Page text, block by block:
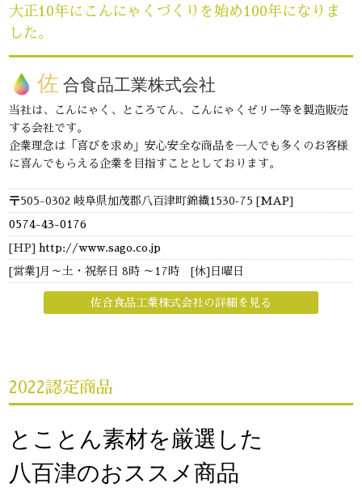
大正10年にこんにゃくづくりを始め100年になりま
した。
佐 合食品工業株式会社
当社は、こんにゃく、ところてん、こんにゃくゼリー等を製造販売
する会社です。
企業理念は「喜びを求め」安心安全な商品を一人でも多くのお客様
に喜んでもらえる企業を目指すこととしております。
〒505-0302 岐阜県加茂郡八百津町錦織1530‐75 [MAP]
0574-43-0176
[HP]http://www.sago.co.jp
[営業]月～土・祝祭日 8時 ～17時 [休]日曜日
佐合食品工業株式会社の詳細を見る
2022認定商品
とことん素材を厳選した
八百津のおススメ商品